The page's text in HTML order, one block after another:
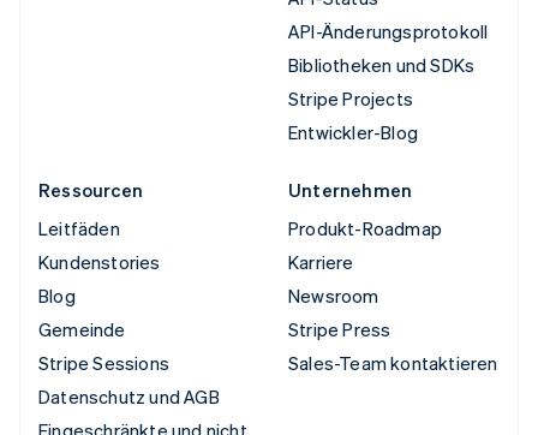
API-Änderungsprotokoll
Bibliotheken und SDKs
Stripe Projects
Entwickler-Blog
Ressourcen
Leitfäden
Kundenstories
Blog
Gemeinde
Stripe Sessions
Datenschutz und AGB
Unternehmen
Produkt-Roadmap
Karriere
Newsroom
Stripe Press
Sales-Team kontaktieren